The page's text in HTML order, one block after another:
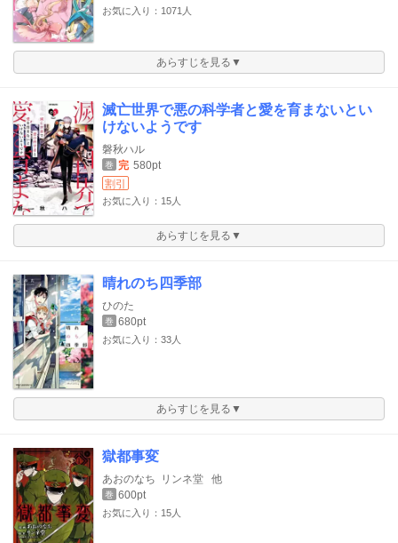
お気に入り：1071人
あらすじを見る▼
滅亡世界で悪の科学者と愛を育まないとい
けないようです
磐秋ハル
巻 完 580pt
割引
お気に入り：15人
あらすじを見る▼
晴れのち四季部
ひのた
巻 680pt
お気に入り：33人
あらすじを見る▼
獄都事変
あおのなち リンネ堂 他
巻 600pt
お気に入り：15人